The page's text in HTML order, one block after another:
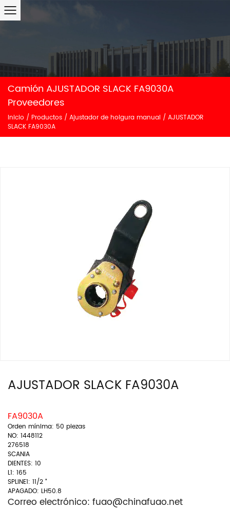
Camión AJUSTADOR SLACK FA9030A
Proveedores
Inicio / Productos / Ajustador de holgura manual / AJUSTADOR
SLACK FA9030A
AJUSTADOR SLACK FA9030A
FA9030A
Orden mínima: 50 piezas
NO: 1448112
276518
SCANIA
DIENTES: 10
L1: 165
SPLINE1: 11/2 "
APAGADO: LH50.8
Correo electrónico: fuao@chinafuao.net